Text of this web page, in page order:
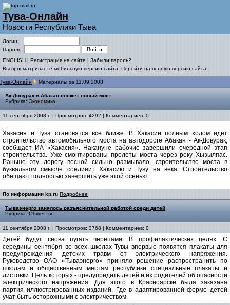
Тува-Онлайн
Новости Республики Тыва
Логин:
Пароль:
ENGLISH | Регистрация на сайте | Забыли пароль?
Вы просматриваете мобильную версию сайта. Перейти на полную версию сайта.
Тува-Онлайн Материалы за 11.09.2008
Ак-Довурак и Абакан свяжет новый мост
Рубрика: Экономика
11 сентября 2008 г. | Просмотров: 4292 | Комментариев: 0
Хакасия и Тува становятся все ближе. В Хакасии полным ходом идет
строительство автомобильного моста на автодороге Абакан - Ак-Довурак,
сообщает ИА «Хакасия». Накануне рабочие завершили очередной этап
строительства. Уже смонтированы пролеты моста через реку Хызылпас.
Раньше эту дорогу весной сильно размывало, строительство моста в
буквальном смысле соединит Хакасию и Туву на века. Строительство
обещают полностью завершить уже этой осенью.
По информации kp.ru Подробнее
Тываэнерго занялось разъяснительной работой среди детей
Рубрика: Общество
11 сентября 2008 г. | Просмотров: 3768 | Комментариев: 0
Детей будут снова пугать черепами. В профилактических целях. С
середины сентября во всех школах Тувы впервые появятся плакаты для
предупреждения детских травм от электрического напряжения.
Руководство ОАО «Тываэнерго» приняло решение распространить по
школам и общественным местам республики специальные плакаты и
листовки. Цель которых - предупредить детей и их родителей об опасности
электрического напряжения. Для этого в Красноярске была заказана
партия иллюстрированных изданий. Где в адаптированной форме детей
учат быть осторожными с электричеством.